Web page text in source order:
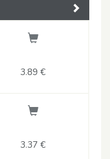
3.89 €
3.37 €